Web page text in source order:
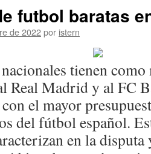
futbol baratas
de 2022por istern
tienen
Real Madrid y al FC
el mayor
del fútbol español.
en la